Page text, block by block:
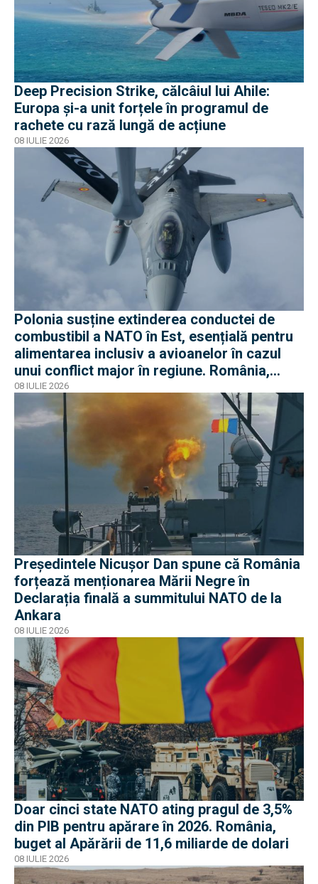
Deep Precision Strike, călcâiul lui Ahile:
Europa și-a unit forțele în programul de
rachete cu rază lungă de acțiune
08 IULIE 2026
Polonia susține extinderea conductei de
combustibil a NATO în Est, esențială pentru
alimentarea inclusiv a avioanelor în cazul
unui conflict major în regiune. România,
parte a proiectului
08 IULIE 2026
Președintele Nicușor Dan spune că România
forțează menționarea Mării Negre în
Declarația finală a summitului NATO de la
Ankara
08 IULIE 2026
Doar cinci state NATO ating pragul de 3,5%
din PIB pentru apărare în 2026. România,
buget al Apărării de 11,6 miliarde de dolari
08 IULIE 2026